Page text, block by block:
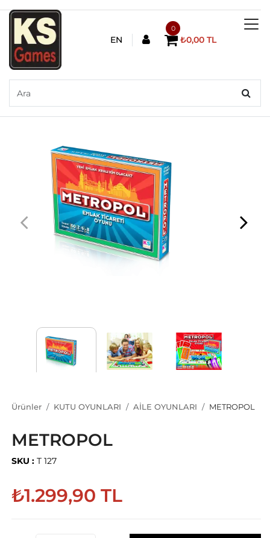
EN
0
₺0,00 TL
Ürünler KUTU OYUNLARI AİLE OYUNLARI METROPOL
METROPOL
SKU : T 127
₺1.299,90 TL